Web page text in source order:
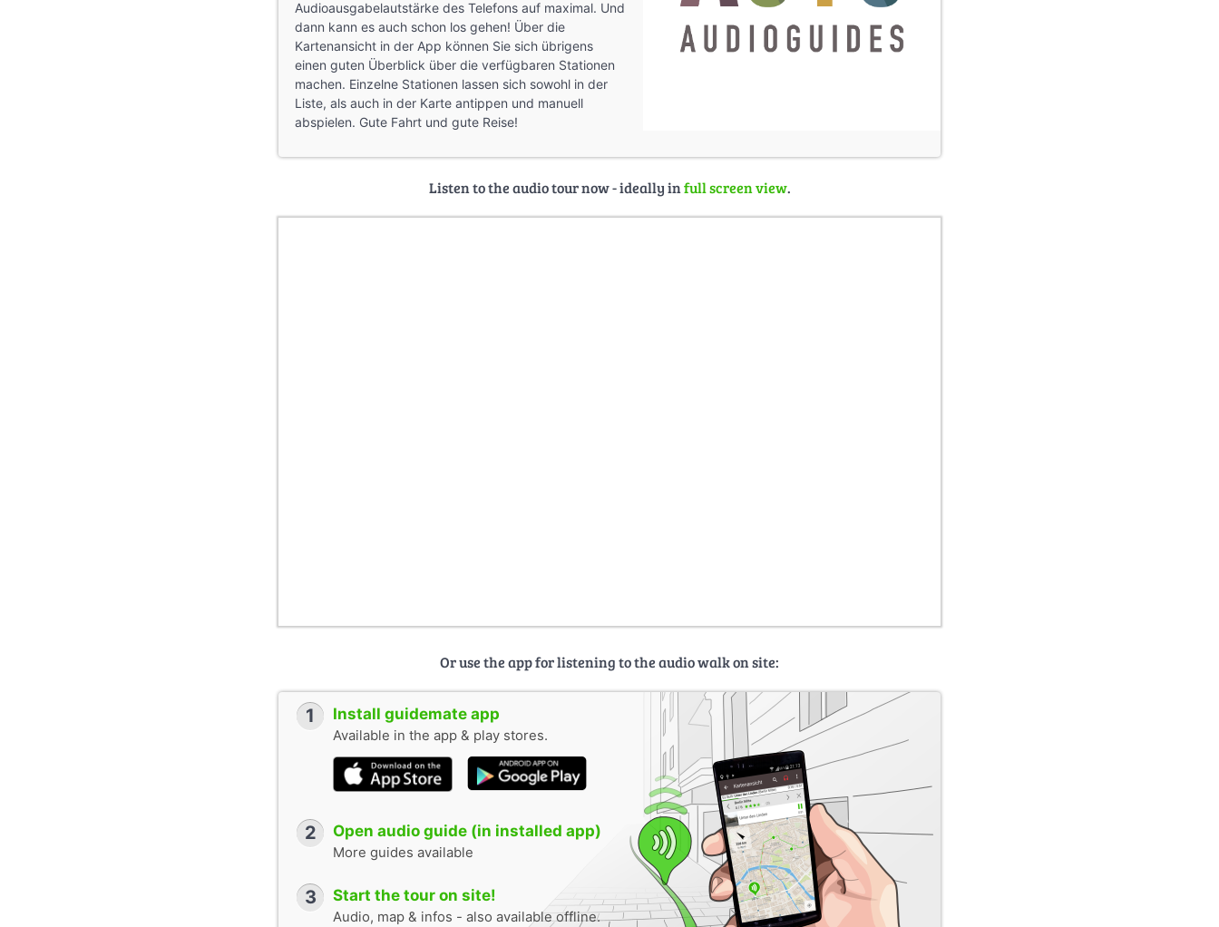
Audioausgabelautstärke des Telefons auf maximal. Und
dann kann es auch schon los gehen! Über die
Kartenansicht in der App können Sie sich übrigens
einen guten Überblick über die verfügbaren Stationen
machen. Einzelne Stationen lassen sich sowohl in der
Liste, als auch in der Karte antippen und manuell
abspielen. Gute Fahrt und gute Reise!
Listen to the audio tour now - ideally infull screen view.
Or use the app for listening to the audio walk on site:
1 Install guidemate app
Available in the app & play stores.
2 Open audio guide (in installed app)
More guides available
3 Start the tour on site!
Audio, map & infos - also available offline.